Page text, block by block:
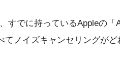
すでに持っているAppleの
てノイズキャンセリングが